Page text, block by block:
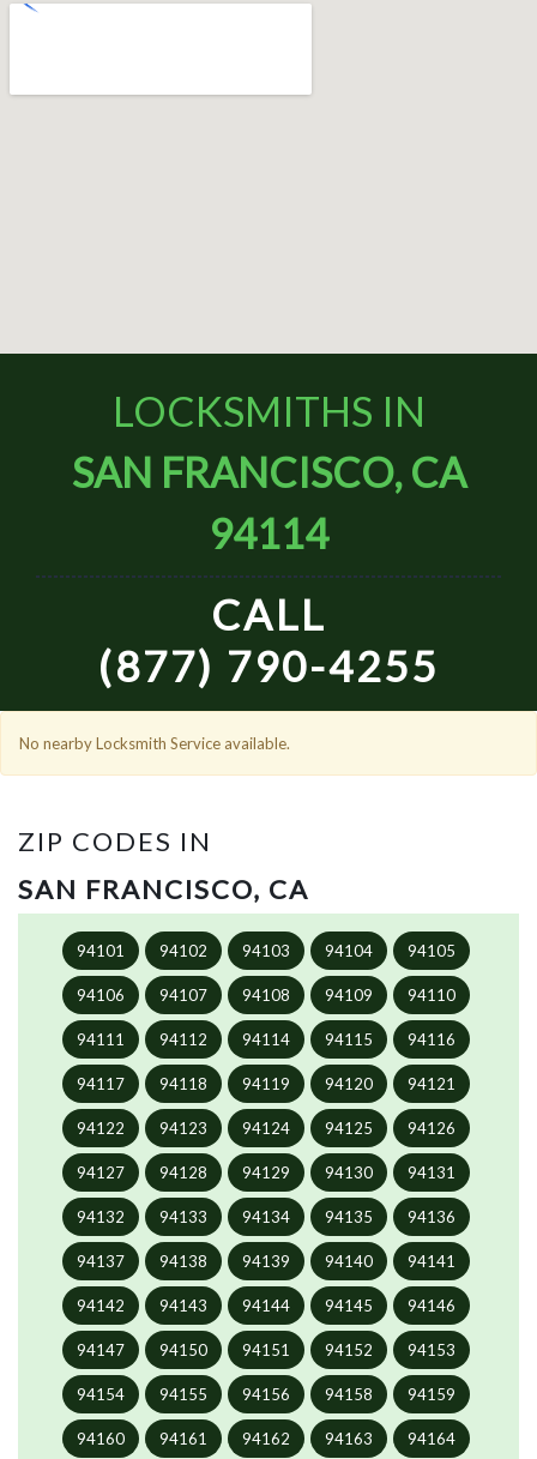
LOCKSMITHS IN
SAN FRANCISCO, CA
94114
CALL
(877) 790-4255
No nearby Locksmith Service available.
ZIP CODES IN
SAN FRANCISCO, CA
94101 94102 94103 94104 94105
94106 94107 94108 94109 94110
94111 94112 94114 94115 94116
94117 94118 94119 94120 94121
94122 94123 94124 94125 94126
94127 94128 94129 94130 94131
94132 94133 94134 94135 94136
94137 94138 94139 94140 94141
94142 94143 94144 94145 94146
94147 94150 94151 94152 94153
94154 94155 94156 94158 94159
94160 94161 94162 94163 94164